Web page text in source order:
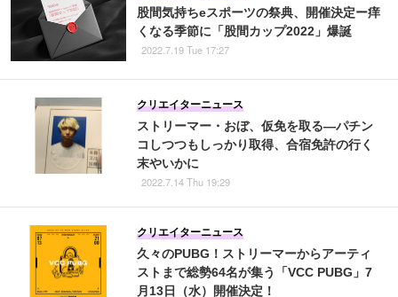
股間気持ちeスポーツの祭典、開催決定ー痒
くなる季節に「股間カップ2022」爆誕
2022.7.19 Tue 17:27
ストリーマー・おぼ、仮免を取る―パチン
コしつつもしっかり取得、合宿免許の行く
末やいかに
クリエイターニュース
2022.7.14 Thu 19:29
久々のPUBG！ストリーマーからアーティ
ストまで総勢64名が集う「VCC PUBG」7
月13日（水）開催決定！
クリエイターニュース